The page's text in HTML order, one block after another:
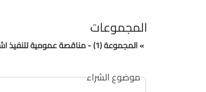
المجموعات
» المجموعة (1) - مناقصة عمومية لتنفيذ اشغال
موضوع الشراء